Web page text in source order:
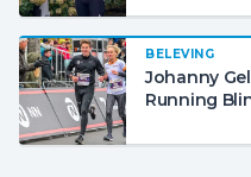
BELEVING
Johanny
Running